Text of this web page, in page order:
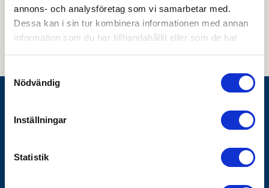
annons- och analysföretag som vi samarbetar med.
Dessa kan i sin tur kombinera informationen med annan
information som du har tillhandahållit eller som de har
Nödvändig
Inställningar
Statistik
nyhetsbrev så accepterar du innehållet i vårintegritetspolicy. Du kan hitta
tidigare nyhetsbrev
Box 1928